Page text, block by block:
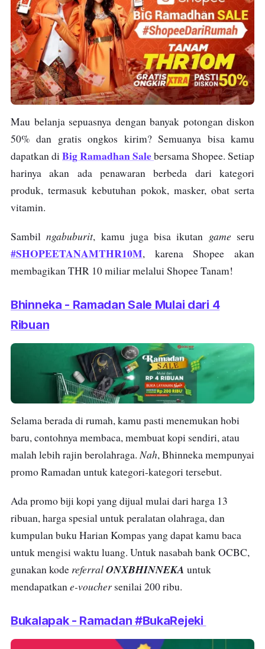
Mau belanja sepuasnya dengan banyak potongan diskon
50% dan gratis ongkos kirim? Semuanya bisa kamu
dapatkan diBig Ramadhan Salebersama Shopee. Setiap
harinya akan ada penawaran berbeda dari kategori
produk, termasuk kebutuhan pokok, masker, obat serta
vitamin.
Sambilngabuburit, kamu juga bisa ikutan game seru
#SHOPEETANAMTHR10M, karena Shopee akan
membagikan THR 10 miliar melalui Shopee Tanam!
Bhinneka - Ramadan Sale Mulai dari 4
Ribuan
Selama berada di rumah, kamu pasti menemukan hobi
baru, contohnya membaca, membuat kopi sendiri, atau
malah lebih rajin berolahraga. Nah, Bhinneka mempunyai
promo Ramadan untuk kategori-kategori tersebut.
Ada promo biji kopi yang dijual mulai dari harga 13
ribuan, harga spesial untuk peralatan olahraga, dan
kumpulan buku Harian Kompas yang dapat kamu baca
untuk mengisi waktu luang. Untuk nasabah bank OCBC,
gunakan kode referralONXBHINNEKA untuk
mendapatkane-voucher senilai 200 ribu.
Bukalapak - Ramadan #BukaRejeki